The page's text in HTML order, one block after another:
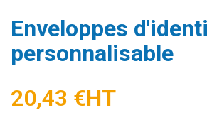
Enveloppes
personnalisable
20,43 €HT